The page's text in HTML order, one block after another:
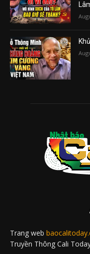
Trang web
Truyền Thông Cali